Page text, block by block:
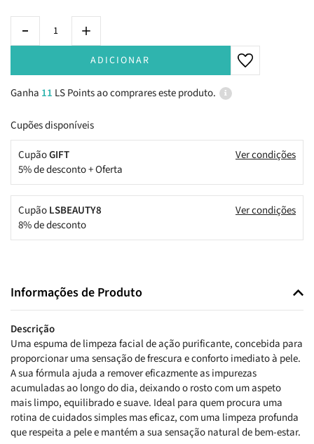
ADICIONAR
Ganha 11 LS Points ao comprares este produto.
Cupões disponíveis
CupãoGIFT
5% de desconto + Oferta
Ver condições
CupãoLSBEAUTY8
8% de desconto
Ver condições
Informações de Produto
Descrição
Uma espuma de limpeza facial de ação purificante, concebida para
proporcionar uma sensação de frescura e conforto imediato à pele.
A sua fórmula ajuda a remover eficazmente as impurezas
acumuladas ao longo do dia, deixando o rosto com um aspeto
mais limpo, equilibrado e suave. Ideal para quem procura uma
rotina de cuidados simples mas eficaz, com uma limpeza profunda
que respeita a pele e mantém a sua sensação natural de bem-estar.